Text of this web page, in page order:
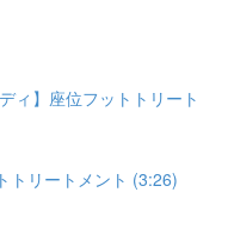
ィ】座位フットトリート
トリートメント (3:26)